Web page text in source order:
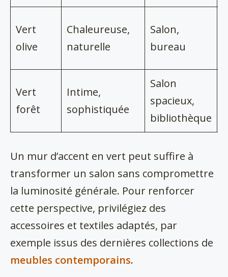
Vert
olive
Chaleureuse,
naturelle
Salon,
bureau
Vert
forêt
Intime,
sophistiquée
Salon
spacieux,
bibliothèque
Un mur d’accent en vert peut suffire à
transformer un salon sans compromettre
la luminosité générale. Pour renforcer
cette perspective, privilégiez des
accessoires et textiles adaptés, par
exemple issus des dernières collections de
meubles contemporains.